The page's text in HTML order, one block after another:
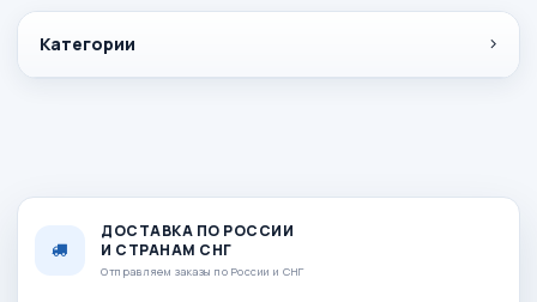
Категории
ДОСТАВКА ПО РОССИИ
И СТРАНАМ СНГ
Отправляем заказы по России и СНГ